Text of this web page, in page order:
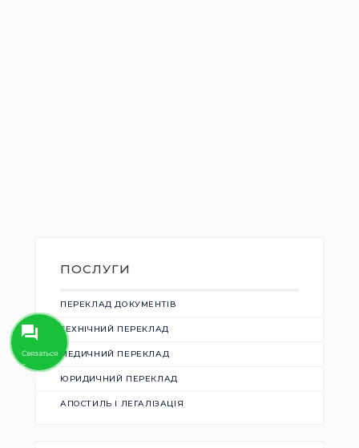
Связаться
с
ПОСЛУГИ
ПЕРЕКЛАД ДОКУМЕНТІВ
ТЕХНІЧНИЙ ПЕРЕКЛАД
МЕДИЧНИЙ ПЕРЕКЛАД
ЮРИДИЧНИЙ ПЕРЕКЛАД
АПОСТИЛЬ І ЛЕГАЛІЗАЦІЯ